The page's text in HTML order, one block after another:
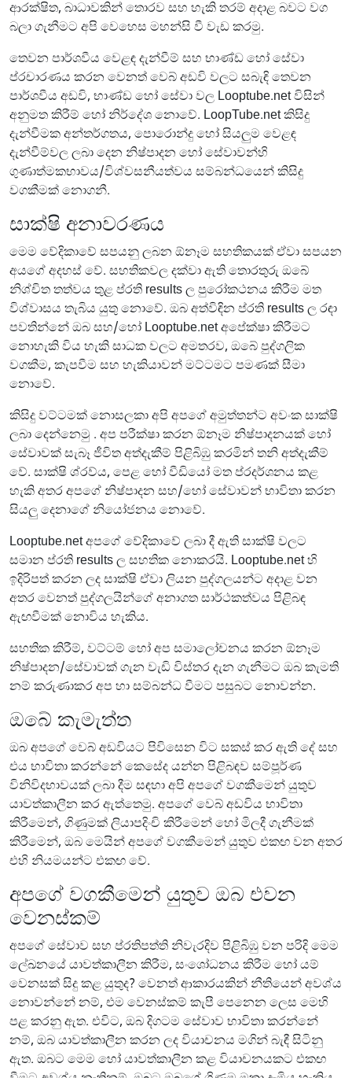
ආරක්ෂිත, බාධාවකින් තොරව සහ හැකි තරම් අදාළ බවට වග
බලා ගැනීමට අපි වෙහෙස මහන්සි වී වැඩ කරමු.
තෙවන පාර්ශවීය වෙළඳ දැන්වීම් සහ භාණ්ඩ හෝ සේවා
ප්රචාරණය කරන වෙනත් වෙබ් අඩවි වලට සබැඳි තෙවන
පාර්ශවීය අඩවි, භාණ්ඩ හෝ සේවා වල Looptube.net විසින්
අනුමත කිරීම් හෝ නිර්දේශ නොවේ. LoopTube.net කිසිදු
දැන්වීමක අන්තර්ගතය, පොරොන්දු හෝ සියලුම වෙළඳ
දැන්වීම්වල ලබා දෙන නිෂ්පාදන හෝ සේවාවන්හි
ගුණාත්මකභාවය/විශ්වසනීයත්වය සම්බන්ධයෙන් කිසිදු
වගකීමක් නොගනී.
සාක්ෂි අනාවරණය
මෙම වේදිකාවේ සපයනු ලබන ඕනෑම සහතිකයක් ඒවා සපයන
අයගේ අදහස් වේ. සහතිකවල දක්වා ඇති තොරතුරු ඔබේ
නිශ්චිත තත්වය තුළ ප්රති results ල පුරෝකථනය කිරීම මත
විශ්වාසය තැබිය යුතු නොවේ. ඔබ අත්විඳින ප්රති results ල රඳා
පවතින්නේ ඔබ සහ/හෝ Looptube.net අපේක්ෂා කිරීමට
නොහැකි විය හැකි සාධක වලට අමතරව, ඔබේ පුද්ගලික
වගකීම, කැපවීම සහ හැකියාවන් මට්ටමට පමණක් සීමා
නොවේ.
කිසිදු වට්ටමක් නොසලකා අපි අපගේ අමුත්තන්ට අවංක සාක්ෂි
ලබා දෙන්නෙමු . අප පරීක්ෂා කරන ඕනෑම නිෂ්පාදනයක් හෝ
සේවාවක් සැබෑ ජීවිත අත්දැකීම් පිළිබිඹු කරමින් තනි අත්දැකීම්
වේ. සාක්ෂි ශ්රව්ය, පෙළ හෝ වීඩියෝ මත ප්රදර්ශනය කළ
හැකි අතර අපගේ නිෂ්පාදන සහ/හෝ සේවාවන් භාවිතා කරන
සියලු දෙනාගේ නියෝජනය නොවේ.
Looptube.net අපගේ වේදිකාවේ ලබා දී ඇති සාක්ෂි වලට
සමාන ප්රති results ල සහතික නොකරයි. Looptube.net හි
ඉදිරිපත් කරන ලද සාක්ෂි ඒවා ලියන පුද්ගලයන්ට අදාළ වන
අතර වෙනත් පුද්ගලයින්ගේ අනාගත සාර්ථකත්වය පිළිබඳ
ඇඟවීමක් නොවිය හැකිය.
සහතික කිරීම්, වට්ටම් හෝ අප සමාලෝචනය කරන ඕනෑම
නිෂ්පාදන/සේවාවක් ගැන වැඩි විස්තර දැන ගැනීමට ඔබ කැමති
නම් කරුණාකර අප හා සම්බන්ධ වීමට පසුබට නොවන්න.
ඔබේ කැමැත්ත
ඔබ අපගේ වෙබ් අඩවියට පිවිසෙන විට සකස් කර ඇති දේ සහ
එය භාවිතා කරන්නේ කෙසේද යන්න පිළිබඳව සම්පූර්ණ
විනිවිදභාවයක් ලබා දීම සඳහා අපි අපගේ වගකීමෙන් යුතුව
යාවත්කාලීන කර ඇත්තෙමු. අපගේ වෙබ් අඩවිය භාවිතා
කිරීමෙන්, ගිණුමක් ලියාපදිංචි කිරීමෙන් හෝ මිලදී ගැනීමක්
කිරීමෙන්, ඔබ මෙයින් අපගේ වගකීමෙන් යුතුව එකඟ වන අතර
එහි නියමයන්ට එකඟ වේ.
අපගේ වගකීමෙන් යුතුව ඔබ එවන
වෙනස්කම්
අපගේ සේවාව සහ ප්රතිපත්ති නිවැරදිව පිළිබිඹු වන පරිදි මෙම
ලේඛනයේ යාවත්කාලීන කිරීම, සංශෝධනය කිරීම හෝ යම්
වෙනසක් සිදු කළ යුතුද? වෙනත් ආකාරයකින් නීතියෙන් අවශ්ය
නොවන්නේ නම්, එම වෙනස්කම් කැපී පෙනෙන ලෙස මෙහි
පළ කරනු ඇත. එවිට, ඔබ දිගටම සේවාව භාවිතා කරන්නේ
නම්, ඔබ යාවත්කාලීන කරන ලද වියාචනය මගින් බැඳී සිටිනු
ඇත. ඔබට මෙම හෝ යාවත්කාලීන කළ වියාචනයකට එකඟ